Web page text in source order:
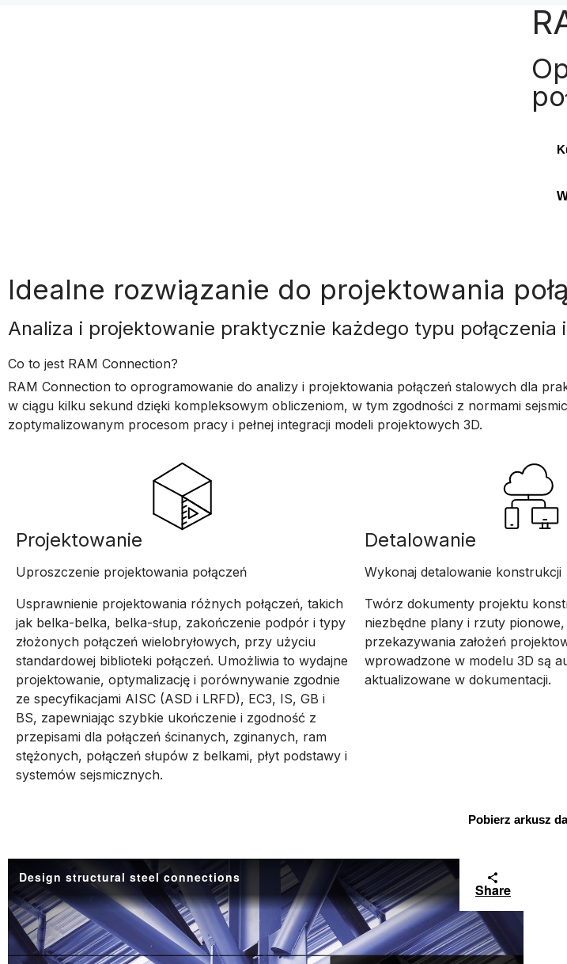
Idealne rozwiązanie do projektowania
Analiza i projektowanie praktycznie każdego typu
Co to jest RAM Connection?
RAM Connection to oprogramowanie do analizy i projektowania połączeń stalowych dla
w ciągu kilku sekund dzięki kompleksowym obliczeniom, w tym zgodności z normami
zoptymalizowanym procesom pracy i pełnej integracji modeli projektowych 3D.
Projektowanie
Uproszczenie projektowania połączeń
Usprawnienie projektowania różnych połączeń, takich
jak belka-belka, belka-słup, zakończenie podpór i typy
złożonych połączeń wielobryłowych, przy użyciu
standardowej biblioteki połączeń. Umożliwia to wydajne
projektowanie, optymalizację i porównywanie zgodnie
ze specyfikacjami AISC (ASD i LRFD), EC3, IS, GB i
BS, zapewniając szybkie ukończenie i zgodność z
przepisami dla połączeń ścinanych, zginanych, ram
stężonych, połączeń słupów z belkami, płyt podstawy i
systemów sejsmicznych.
Detalowanie
Wykonaj detalowanie konstrukcji
Twórz dokumenty projektu
niezbędne plany i rzuty
przekazywania założeń
wprowadzone w modelu 3D są
aktualizowane w dokumentacji.
Pobierz arkusz
Design structural steel connections
Share